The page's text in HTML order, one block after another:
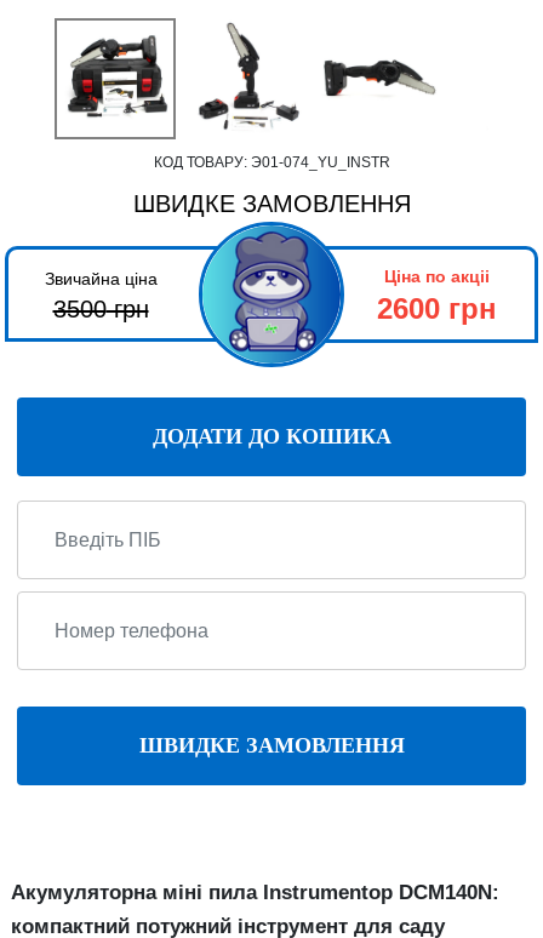
КОД ТОВАРУ: Э01-074_YU_INSTR
ШВИДКЕ ЗАМОВЛЕННЯ
Звичайна ціна
3500грн
Ціна по акціі
2600 грн
ДОДАТИ ДО КОШИКА
ШВИДКЕ ЗАМОВЛЕННЯ
Акумуляторна міні пила Instrumentop DCM140N:
компактний потужний інструмент для саду